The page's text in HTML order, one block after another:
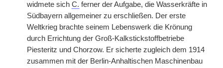
widmete sich C. ferner der Aufgabe, die Wasserkräfte in
Südbayern allgemeiner zu erschließen. Der erste
Weltkrieg brachte seinem Lebenswerk die Krönung
durch Errichtung der Groß-Kalkstickstoffbetriebe
Piesteritz und Chorzow. Er sicherte zugleich dem 1914
zusammen mit der Berlin-Anhaltischen Maschinenbau